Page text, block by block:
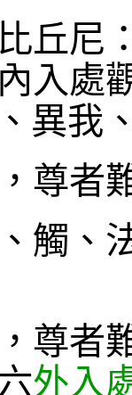
丘尼
入處
異我
尊者
觸
尊者
外入